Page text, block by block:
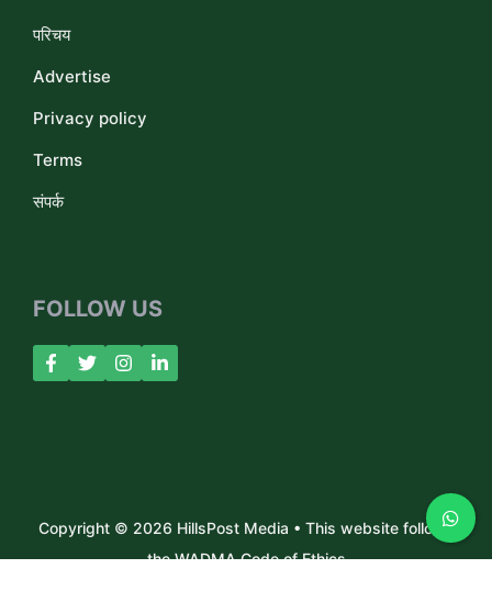
परिचय
Advertise
Privacy policy
Terms
संपर्क
FOLLOW US
Copyright © 2026 HillsPost Media • This website follows
the WADMA Code of Ethics